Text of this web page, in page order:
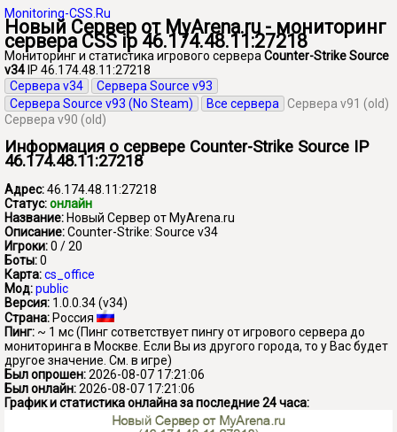
Monitoring-CSS.Ru
Новый Сервер от MyArena.ru - мониторинг
сервера CSS ip 46.174.48.11:27218
Мониторинг и статистика игрового сервера Counter-Strike Source
v34 IP 46.174.48.11:27218
Сервера v34
Сервера Source v93
Сервера Source v93 (No Steam)
Все сервера
Сервера v91 (old)
Сервера v90 (old)
Информация о сервере Counter-Strike Source IP
46.174.48.11:27218
Адрес:46.174.48.11:27218
Статус:онлайн
Название: Новый Сервер от MyArena.ru
Описание:Counter-Strike: Source v34
Игроки:0 / 20
Боты:0
Карта:cs_office
Мод:public
Версия: 1.0.0.34 (v34)
Страна: Россия
Пинг: ~ 1 мс(Пинг сответствует пингу от игрового сервера до
мониторинга в Москве. Если Вы из другого города, то у Вас будет
другое значение. См. в игре)
Был опрошен:2026-08-07 17:21:06
Был онлайн:2026-08-07 17:21:06
График и статистика онлайна за последние 24 часа: